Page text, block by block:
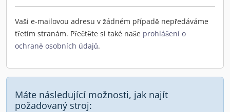
Vaši e-mailovou adresu v žádném případě nepředáváme
třetím stranám. Přečtěte si také naše prohlášení o
ochraně osobních údajů.
Máte následující možnosti, jak najít
požadovaný stroj: